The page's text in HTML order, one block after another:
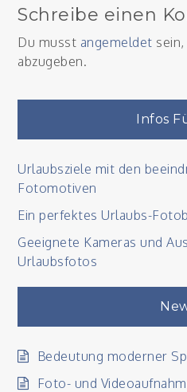
Schreibe einen
Du musst angemeldet
abzugeben.
Infos
Urlaubsziele mit den
Fotomotiven
Ein perfektes Urlaubs-
Geeignete Kameras und
Urlaubsfotos
Bedeutung moderner
Foto- und